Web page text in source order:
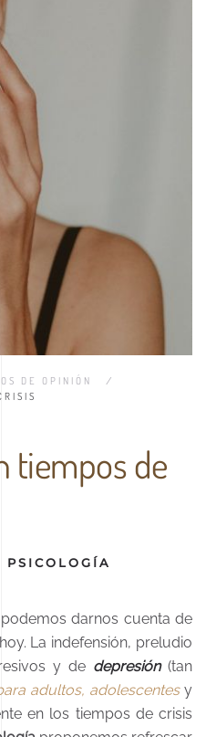
DE OPINIÓN
tiempos de
PSICOLOGÍA
darnos cuenta de
La indefensión, preludio
y de depresión (tan
adultos, adolescentesy
en los tiempos de crisis